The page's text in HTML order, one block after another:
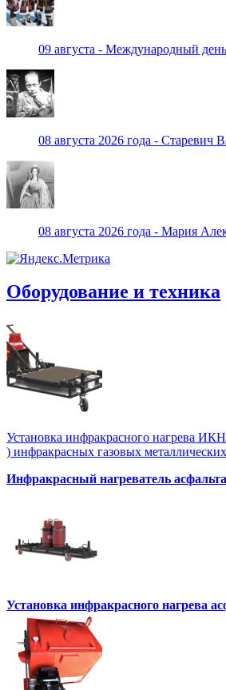
09 августа - Международный
08 августа 2026 года - Старевич
08 августа 2026 года - Мария
Оборудование и техника
Установка инфракрасного нагрева
) инфракрасных газовых
Инфракрасный нагреватель
Установка инфракрасного нагрева